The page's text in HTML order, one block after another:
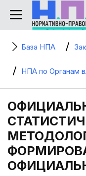
База НПА
НПА по Органам